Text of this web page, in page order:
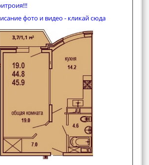
фото и видео - кликай сюда